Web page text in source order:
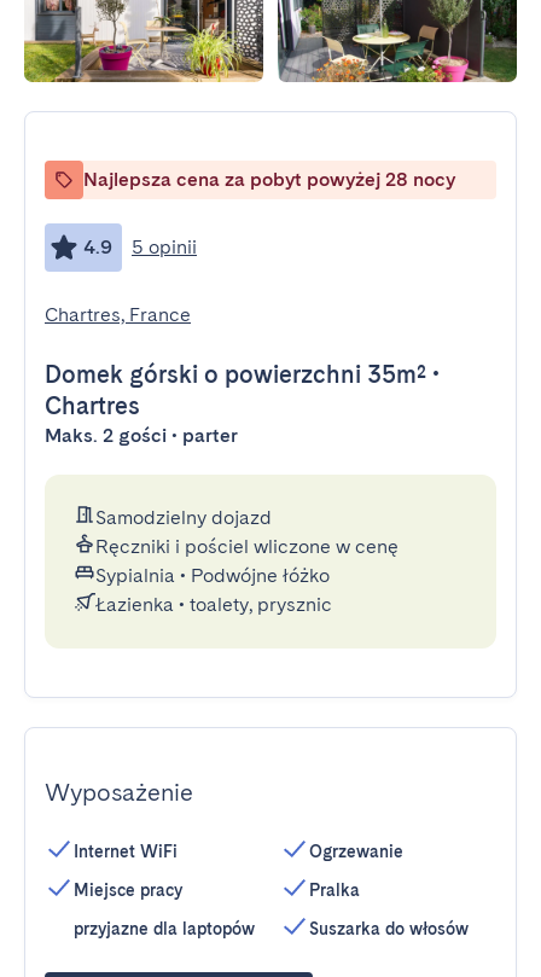
Najlepsza cena za pobyt powyżej 28 nocy
4.9 5 opinii
Chartres, France
Domek górski o powierzchni 35m² •
Chartres
Maks. 2 gości • parter
Samodzielny dojazd
Ręczniki i pościel wliczone w cenę
Sypialnia • Podwójne łóżko
Łazienka • toalety, prysznic
Wyposażenie
Internet WiFi
Miejsce pracy
przyjazne dla laptopów
Ogrzewanie
Pralka
Suszarka do włosów